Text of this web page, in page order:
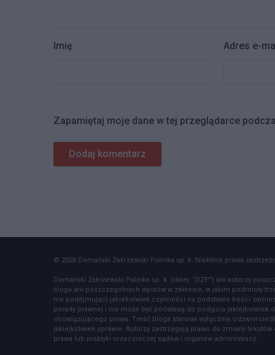
Imię Adres e-
Zapamiętaj moje dane w tej przeglądarce
© 2026 Domański Zakrzewski Palinka sp. k. Niektóre prawa
Domański Zakrzewski Palinka sp. k. (dalej: "DZP") ani autorzy
bloga ani poszczególnych wpisów w zakresie, w jakim podmioty
nie podejmując) jakiekolwiek czynności na podstawie treści
porady prawnej i nie może być podstawą do podjęcia
obowiązującego prawa. Treść bloga stanowi wyłącznie
jakiejkolwiek sprawie. Autorzy zastrzegają prawo do zmiany
prawa lub praktyki orzeczniczej sądów i organów administracji.